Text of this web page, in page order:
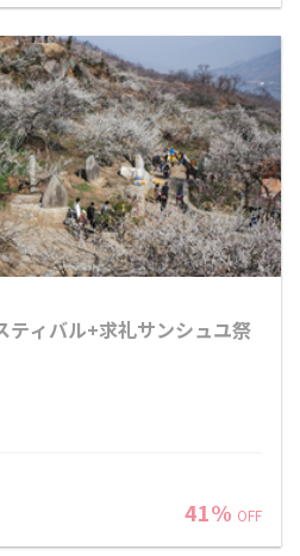
ティバル+求礼サンシュユ祭
41% OFF